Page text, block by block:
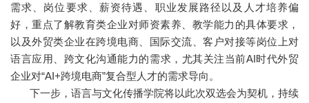
需求、岗位要求、薪资待遇、职业发展路径以及人才培养偏
好，重点了解教育类企业对师资素养、教学能力的具体要求，
以及外贸类企业在跨境电商、国际交流、客户对接等岗位上对
语言应用、跨文化沟通能力的需求，尤其关注当前AI时代外贸
企业对“AI+跨境电商”复合型人才的需求导向。
下一步，语言与文化传播学院将以此次双选会为契机，持续